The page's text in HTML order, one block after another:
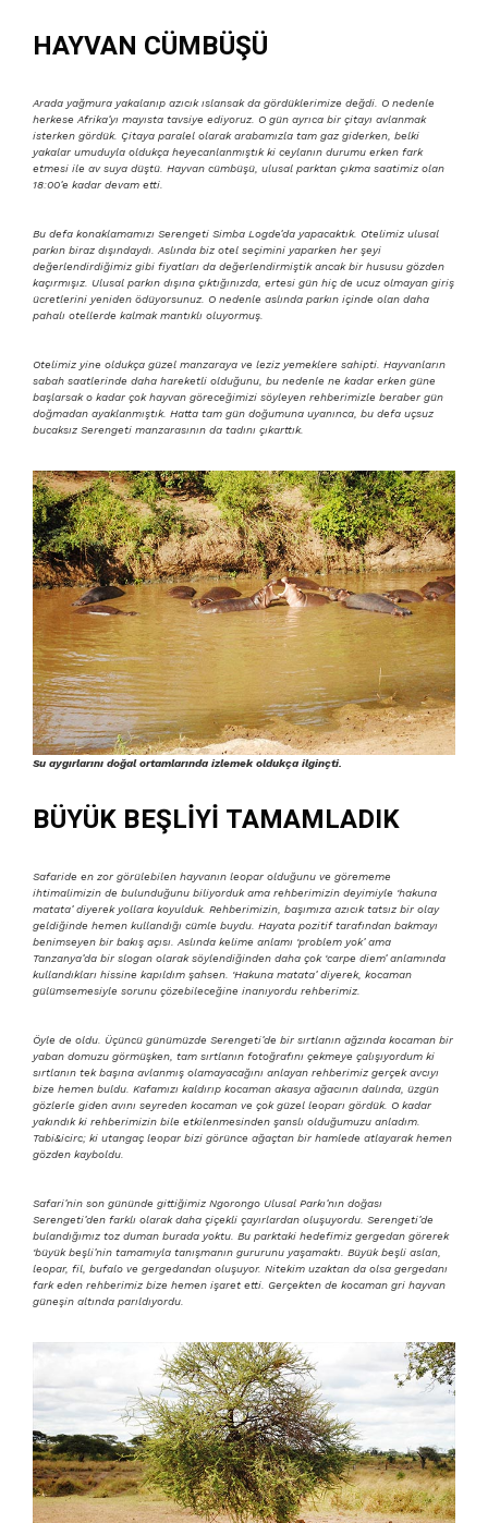
HAYVAN CÜMBÜŞÜ
Arada yağmura yakalanıp azıcık ıslansak da gördüklerimize değdi. O nedenle
herkese Afrika’yı mayısta tavsiye ediyoruz. O gün ayrıca bir çitayı avlanmak
isterken gördük. Çitaya paralel olarak arabamızla tam gaz giderken, belki
yakalar umuduyla oldukça heyecanlanmıştık ki ceylanın durumu erken fark
etmesi ile av suya düştü. Hayvan cümbüşü, ulusal parktan çıkma saatimiz olan
18:00’e kadar devam etti.
Bu defa konaklamamızı Serengeti Simba Logde’da yapacaktık. Otelimiz ulusal
parkın biraz dışındaydı. Aslında biz otel seçimini yaparken her şeyi
değerlendirdiğimiz gibi fiyatları da değerlendirmiştik ancak bir hususu gözden
kaçırmışız. Ulusal parkın dışına çıktığınızda, ertesi gün hiç de ucuz olmayan giriş
ücretlerini yeniden ödüyorsunuz. O nedenle aslında parkın içinde olan daha
pahalı otellerde kalmak mantıklı oluyormuş.
Otelimiz yine oldukça güzel manzaraya ve leziz yemeklere sahipti. Hayvanların
sabah saatlerinde daha hareketli olduğunu, bu nedenle ne kadar erken güne
başlarsak o kadar çok hayvan göreceğimizi söyleyen rehberimizle beraber gün
doğmadan ayaklanmıştık. Hatta tam gün doğumuna uyanınca, bu defa uçsuz
bucaksız Serengeti manzarasının da tadını çıkarttık.
Su aygırlarını doğal ortamlarında izlemek oldukça ilginçti.
BÜYÜK BEŞLİYİ TAMAMLADIK
Safaride en zor görülebilen hayvanın leopar olduğunu ve görememe
ihtimalimizin de bulunduğunu biliyorduk ama rehberimizin deyimiyle ‘hakuna
matata’ diyerek yollara koyulduk. Rehberimizin, başımıza azıcık tatsız bir olay
geldiğinde hemen kullandığı cümle buydu. Hayata pozitif tarafından bakmayı
benimseyen bir bakış açısı. Aslında kelime anlamı ‘problem yok’ ama
Tanzanya’da bir slogan olarak söylendiğinden daha çok ‘carpe diem’ anlamında
kullandıkları hissine kapıldım şahsen. ‘Hakuna matata’ diyerek, kocaman
gülümsemesiyle sorunu çözebileceğine inanıyordu rehberimiz.
Öyle de oldu. Üçüncü günümüzde Serengeti’de bir sırtlanın ağzında kocaman bir
yaban domuzu görmüşken, tam sırtlanın fotoğrafını çekmeye çalışıyordum ki
sırtlanın tek başına avlanmış olamayacağını anlayan rehberimiz gerçek avcıyı
bize hemen buldu. Kafamızı kaldırıp kocaman akasya ağacının dalında, üzgün
gözlerle giden avını seyreden kocaman ve çok güzel leoparı gördük. O kadar
yakındık ki rehberimizin bile etkilenmesinden şanslı olduğumuzu anladım.
Tabi&icirc; ki utangaç leopar bizi görünce ağaçtan bir hamlede atlayarak hemen
gözden kayboldu.
Safari’nin son gününde gittiğimiz Ngorongo Ulusal Parkı’nın doğası
Serengeti’den farklı olarak daha çiçekli çayırlardan oluşuyordu. Serengeti’de
bulandığımız toz duman burada yoktu. Bu parktaki hedefimiz gergedan görerek
‘büyük beşli’nin tamamıyla tanışmanın gururunu yaşamaktı. Büyük beşli aslan,
leopar, fil, bufalo ve gergedandan oluşuyor. Nitekim uzaktan da olsa gergedanı
fark eden rehberimiz bize hemen işaret etti. Gerçekten de kocaman gri hayvan
güneşin altında parıldıyordu.